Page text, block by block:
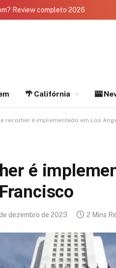
Review completo 2026
🌴 Califórnia 🎰
recolher é implementado em Los
é
dezembro de 2023 2 Mins